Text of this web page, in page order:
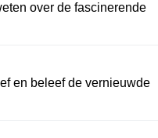
over de fascinerende
en beleef de vernieuwde